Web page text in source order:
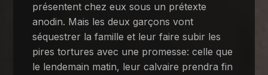
présentent chez eux sous un prétexte
anodin. Mais les deux garçons vont
séquestrer la famille et leur faire subir les
pires tortures avec une promesse: celle que
le lendemain matin, leur calvaire prendra fin